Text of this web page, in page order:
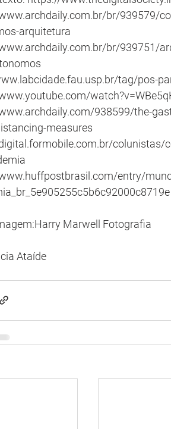
br/939579/
arquitetura
br/939751/
tag/pos-
938599/the-
measures
colunistas/
entry/
Marwell Fotografia
Ataíde